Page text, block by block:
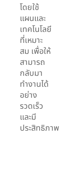
โดยใช้
แผนและ
เทคโนโลยี
ที่เหมาะ
สม เพื่อให้
สามารถ
กลับมา
ทำงานได้
อย่าง
รวดเร็ว
และมี
ประสิทธิภาพ